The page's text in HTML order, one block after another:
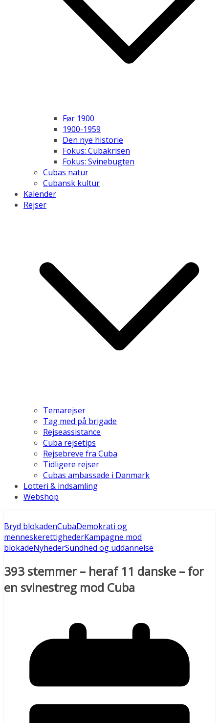
Før 1900
1900-1959
Den nye historie
Fokus: Cubakrisen
Fokus: Svinebugten
Cubas natur
Cubansk kultur
Kalender
Rejser
Temarejser
Tag med på brigade
Rejseassistance
Cuba rejsetips
Rejsebreve fra Cuba
Tidligere rejser
Cubas ambassade i Danmark
Lotteri & indsamling
Webshop
Bryd blokadenCubaDemokrati og
menneskerettighederKampagne mod
blokadeNyhederSundhed og uddannelse
393 stemmer – heraf 11 danske – for
en svinestreg mod Cuba